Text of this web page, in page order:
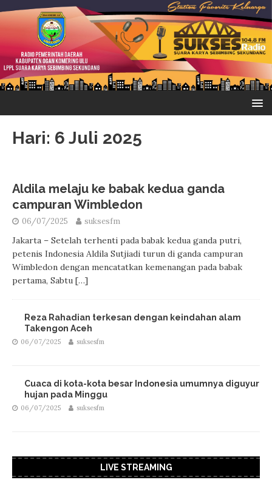
Hari: 6 Juli 2025
Aldila melaju ke babak kedua ganda
campuran Wimbledon
06/07/2025 suksesfm
Jakarta – Setelah terhenti pada babak kedua ganda putri,
petenis Indonesia Aldila Sutjiadi turun di ganda campuran
Wimbledon dengan mencatatkan kemenangan pada babak
pertama, Sabtu […]
Reza Rahadian terkesan dengan keindahan alam
Takengon Aceh
06/07/2025 suksesfm
Cuaca di kota-kota besar Indonesia umumnya diguyur
hujan pada Minggu
06/07/2025 suksesfm
LIVE STREAMING